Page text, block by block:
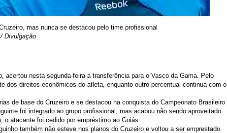
mas nunca se destacou pelo time profissional
Divulgação
acertou nesta segunda-feira a transferência para o Vasco da Gama. Pelo
dos direitos econômicos do atleta, enquanto outro percentual continua com o
de base do Cruzeiro e se destacou na conquista do Campeonato Brasileiro
foi integrado ao grupo profissional, mas acabou não sendo aproveitado
o atacante foi cedido por empréstimo ao Goiás.
também não esteve nos planos do Cruzeiro e voltou a ser emprestado.